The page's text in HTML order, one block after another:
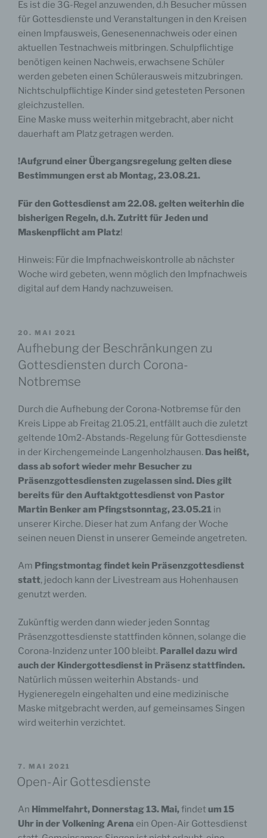
Es ist die 3G-Regel anzuwenden, d.h Besucher müssen
für Gottesdienste und Veranstaltungen in den Kreisen
einen Impfausweis, Genesenennachweis oder einen
aktuellen Testnachweis mitbringen. Schulpflichtige
benötigen keinen Nachweis, erwachsene Schüler
werden gebeten einen Schülerausweis mitzubringen.
Nichtschulpflichtige Kinder sind getesteten Personen
gleichzustellen.
Eine Maske muss weiterhin mitgebracht, aber nicht
dauerhaft am Platz getragen werden.
!Aufgrund einer Übergangsregelung gelten diese
Bestimmungen erst ab Montag, 23.08.21.
Für den Gottesdienst am 22.08. gelten weiterhin die
bisherigen Regeln, d.h. Zutritt für Jeden und
Maskenpflicht am Platz!
Hinweis: Für die Impfnachweiskontrolle ab nächster
Woche wird gebeten, wenn möglich den Impfnachweis
digital auf dem Handy nachzuweisen.
VERÖFFENTLICHT
AM
20. MAI 2021
Aufhebung der Beschränkungen zu
Gottesdiensten durch Corona-
Notbremse
Durch die Aufhebung der Corona-Notbremse für den
Kreis Lippe ab Freitag 21.05.21, entfällt auch die zuletzt
geltende 10m2-Abstands-Regelung für Gottesdienste
in der Kirchengemeinde Langenholzhausen. Das heißt,
dass ab sofort wieder mehr Besucher zu
Präsenzgottesdiensten zugelassen sind. Dies gilt
bereits für den Auftaktgottesdienst von Pastor
Martin Benker am Pfingstsonntag, 23.05.21 in
unserer Kirche. Dieser hat zum Anfang der Woche
seinen neuen Dienst in unserer Gemeinde angetreten.
Am Pfingstmontag findet kein Präsenzgottesdienst
statt, jedoch kann der Livestream aus Hohenhausen
genutzt werden.
Zukünftig werden dann wieder jeden Sonntag
Präsenzgottesdienste stattfinden können, solange die
Corona-Inzidenz unter 100 bleibt. Parallel dazu wird
auch der Kindergottesdienst in Präsenz stattfinden.
Natürlich müssen weiterhin Abstands- und
Hygieneregeln eingehalten und eine medizinische
Maske mitgebracht werden, auf gemeinsames Singen
wird weiterhin verzichtet.
VERÖFFENTLICHT
AM
7. MAI 2021
Open-Air Gottesdienste
An Himmelfahrt, Donnerstag 13. Mai,findet um 15
Uhr in der Volkening Arena ein Open-Air Gottesdienst
4.2. Google Maps
Teile unserer Website nutzen zur Einbindung von
Kartendaten Funktionen von Google Maps. Diese
Inhalte werden von Google Inc., 1600
Amphitheatre Parkway Mountain View, CA 94043,
USA („Google“) bereitgestellt. Beim Aufruf unserer
Code von Google. Zu diesem Zweck muss der von
Ihnen verwendete Browser Verbindung zu den
Servern von Google aufnehmen. Hierdurch erlangt
Adresse unsere Website aufgerufen wurde.
Zugleich kann Google Cookies auf Ihrem Endgerät
ablegen, sofern Sie nicht die Verwendung von
Cookies in Ihrem Browser untersagt haben, oder
erhoben werden, wenn Sie dies in Ihrem Browser
gestatten.
Auffindbarkeit von uns auf der Website
angegebenen Orten zu erleichtern. Dies stellt ein
kirchliches Interesse im Sinne von § 6 Ziffer 4
erfolgt gemäß dem Durchführungsbeschluss (EU)
Datenschutzschild).
Ihre IP-Adresse wird von uns erhoben, um die
Übermittlung an Google zu ermöglichen. Sie sind
zur Bereitstellung dieser personenbezogenen
Daten nicht verpflichtet, eine Nutzung der
betroffenen Teile unserer Website ist ohne die
Bereitstellung jedoch nicht möglich. Weitere
Informationen enthält die Datenschutzerklärung
von Google, diese finden Sie
https://www.google.com/policies/privacy/
4.3. Google Web Fonts
Auf dieser Website nutzen wir zur einheitlichen
Darstellung von Schriftarten so genannte Web
Fonts, die von Google bereitgestellt werden. Beim
Aufruf unserer Website lädt Ihr Browser die
benötigten Web Fonts in den Browsercache, damit
Texte und Schriftarten korrekt angezeigt werden.
Dabei nimmt Ihr Browser Verbindung zu den
Servern von Google auf. Auf diesem Wege erfährt
Die Nutzung von Google Web Fonts erfolgt im
Interesse einer einheitlichen und ansprechenden
ein berechtigtes kirchliches Interesse im Sinne von
§ 6 Ziffer 4 DSG-EKD dar. Wenn Ihr Browser Web
Fonts nicht unterstützt, wird eine Standardschrift